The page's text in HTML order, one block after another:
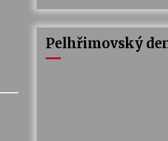
Pelhřimovský